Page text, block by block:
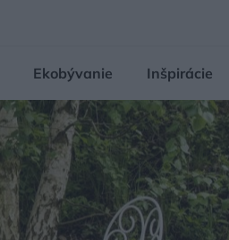
Ekobývanie Inšpirácie